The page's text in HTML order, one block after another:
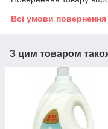
Всі умови повернення
З цим товаром